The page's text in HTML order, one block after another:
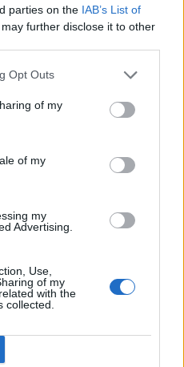
parties on the IAB’s List of
further disclose it to other
Opt Outs
of my
of my
my
Advertising.
Use,
of my
with the
collected.